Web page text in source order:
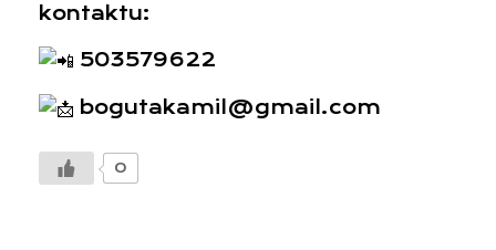
kontaktu:
503579622
bogutakamil@gmail.com
0